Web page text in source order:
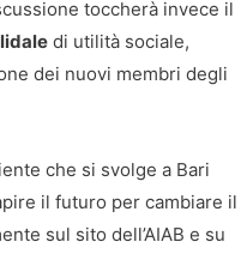
toccherà invece il
di utilità sociale,
dei nuovi membri degli
che si svolge a Bari
il futuro per cambiare il
sul sito dell’AIAB e su